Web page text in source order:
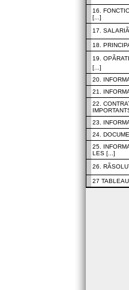
16.
[...]
17.
18.
19.
[...]
20.
21.
22.
23.
24.
25.
LES [...]
26.
27